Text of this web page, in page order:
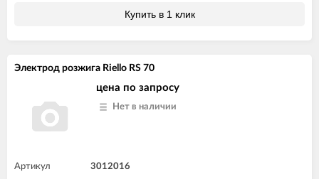
Купить в 1 клик
Электрод розжига Riello RS 70
цена по запросу
Нет в наличии
Артикул 3012016